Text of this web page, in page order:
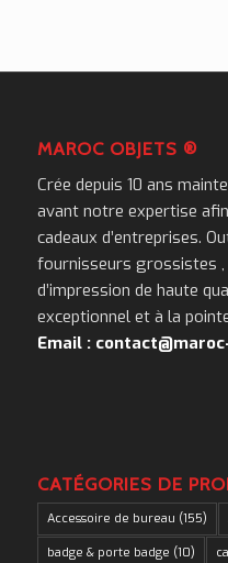
MAROC OBJETS ®
Crée depuis 10 ans
avant notre expertise
cadeaux d’entreprises.
fournisseurs grossistes ,
d’impression de haute
exceptionnel et à la
Email :
CATÉGORIES DE
Accessoire de bureau (155)
badge & porte badge (10)